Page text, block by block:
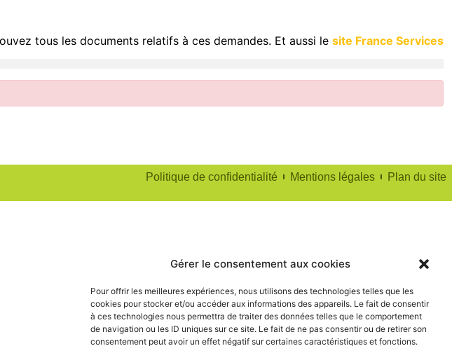
Gérer le consentement aux cookies
Pour offrir les meilleures expériences, nous utilisons des technologies telles que les
cookies pour stocker et/ou accéder aux informations des appareils. Le fait de consentir
à ces technologies nous permettra de traiter des données telles que le comportement
de navigation ou les ID uniques sur ce site. Le fait de ne pas consentir ou de retirer son
consentement peut avoir un effet négatif sur certaines caractéristiques et fonctions.
tous les documents relatifs à ces demandes. Et aussi le site France Services
Politique de confidentialité Mentions légales Plan du site